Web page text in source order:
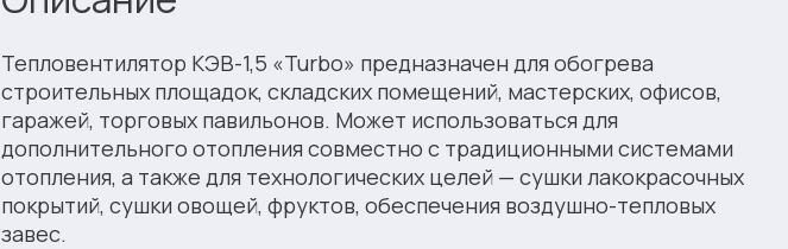
Тепловентилятор КЭВ-1,5 «Turbo» предназначен для обогрева
строительных площадок, складских помещений, мастерских, офисов,
гаражей, торговых павильонов. Может использоваться для
дополнительного отопления совместно с традиционными системами
отопления, а также для технологических целей — сушки лакокрасочных
покрытий, сушки овощей, фруктов, обеспечения воздушно-тепловых
завес.